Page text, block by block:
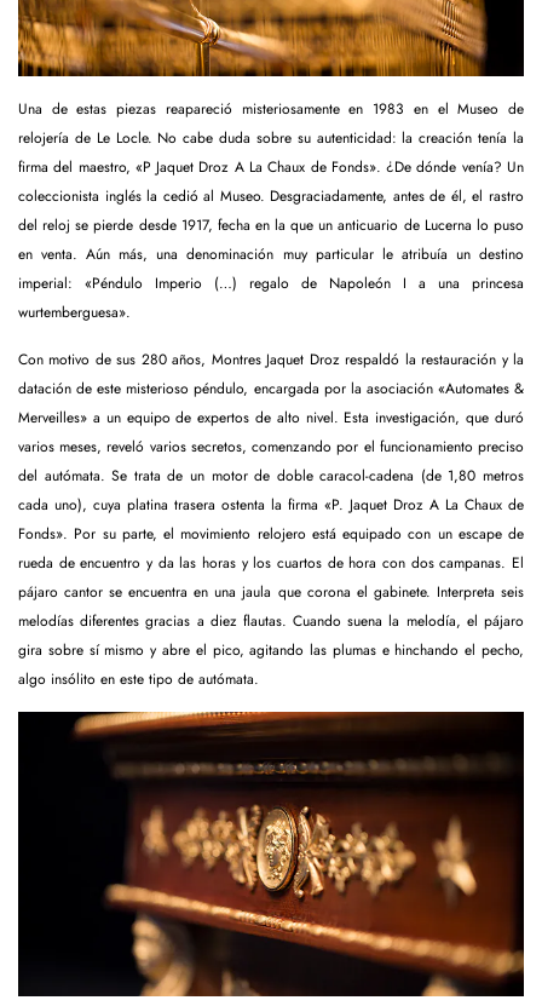
Una de estas piezas reapareció misteriosamente en 1983 en el Museo de
relojería de Le Locle. No cabe duda sobre su autenticidad: la creación tenía la
firma del maestro, «P Jaquet Droz A La Chaux de Fonds». ¿De dónde venía? Un
coleccionista inglés la cedió al Museo. Desgraciadamente, antes de él, el rastro
del reloj se pierde desde 1917, fecha en la que un anticuario de Lucerna lo puso
en venta. Aún más, una denominación muy particular le atribuía un destino
imperial: «Péndulo Imperio (…) regalo de Napoleón I a una princesa
wurtemberguesa».
Con motivo de sus 280 años, Montres Jaquet Droz respaldó la restauración y la
datación de este misterioso péndulo, encargada por la asociación «Automates &
Merveilles» a un equipo de expertos de alto nivel. Esta investigación, que duró
varios meses, reveló varios secretos, comenzando por el funcionamiento preciso
del autómata. Se trata de un motor de doble caracol-cadena (de 1,80 metros
cada uno), cuya platina trasera ostenta la firma «P. Jaquet Droz A La Chaux de
Fonds». Por su parte, el movimiento relojero está equipado con un escape de
rueda de encuentro y da las horas y los cuartos de hora con dos campanas. El
pájaro cantor se encuentra en una jaula que corona el gabinete. Interpreta seis
melodías diferentes gracias a diez flautas. Cuando suena la melodía, el pájaro
gira sobre sí mismo y abre el pico, agitando las plumas e hinchando el pecho,
algo insólito en este tipo de autómata.